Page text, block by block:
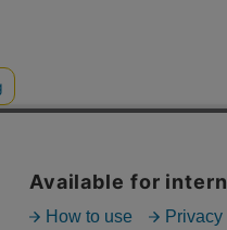
コーポレートサイト 採用サイト